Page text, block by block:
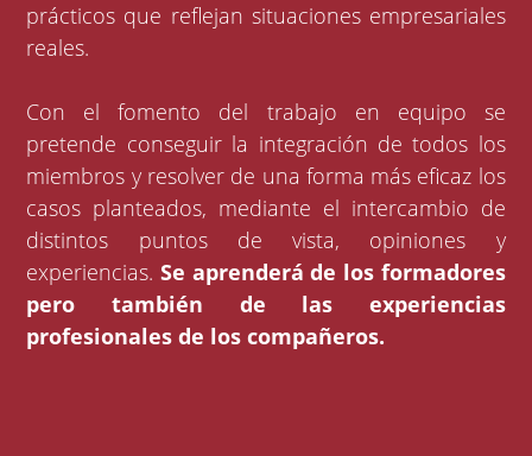
prácticos que reflejan situaciones empresariales
reales.
Con el fomento del trabajo en equipo se
pretende conseguir la integración de todos los
miembros y resolver de una forma más eficaz los
casos planteados, mediante el intercambio de
distintos puntos de vista, opiniones y
experiencias.Se aprenderá de los formadores
pero también de las experiencias
profesionales de los compañeros.